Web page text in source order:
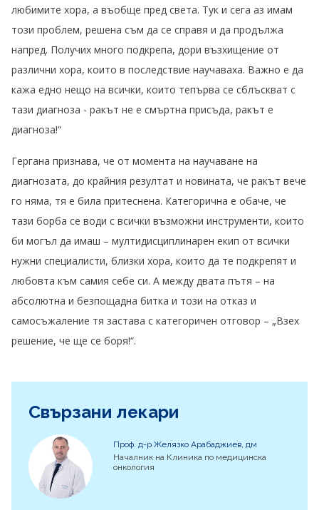
любимите хора, а въобще пред света. Тук и сега аз имам
този проблем, решена съм да се справя и да продължа
напред. Получих много подкрепа, дори възхищение от
различни хора, които в последствие научаваха. Важно е да
кажа едно нещо на всички, които тепърва се сблъскват с
тази диагноза - ракът не е смъртна присъда, ракът е
диагноза!“
Гергана признава, че от момента на научаване на
диагнозата, до крайния резултат и новината, че ракът вече
го няма, тя е била притеснена. Категорична е обаче, че
тази борба се води с всички възможни инструменти, които
би могъл да имаш – мултидисциплинарен екип от всички
нужни специалисти, близки хора, които да те подкрепят и
любовта към самия себе си. А между двата пътя – на
абсолютна и безпощадна битка и този на отказ и
самосъжаление тя застава с категоричен отговор – „Взех
решение, че ще се боря!“.
Свързани лекари
Проф. д-р Желязко Арабаджиев, дм
Началник на Клиника по медицинска
онкология